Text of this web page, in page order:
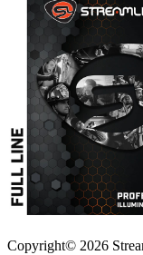
Copyright© 2026